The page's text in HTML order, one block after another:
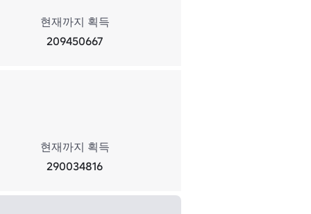
현재까지 획득
209450667
현재까지 획득
290034816